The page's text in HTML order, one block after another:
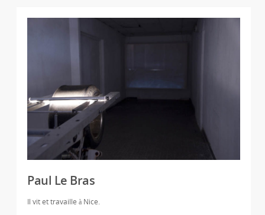
Paul Le Bras
Il vit et travaille à Nice.